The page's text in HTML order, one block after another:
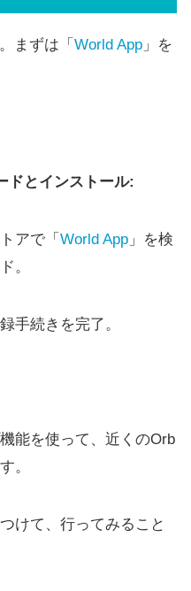
まずは「 World App 」を
ドとインストール:
アで「 World App 」を検
。
手続きを完了。
能を使って、近くのOrb
。
けて、行ってみること